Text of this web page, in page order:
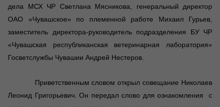
дела МСХ ЧР Светлана Мясникова, генеральный директор
ОАО «Чувашское» по племенной работе Михаил Гурьев,
заместитель директора-руководитель подразделения БУ ЧР
«Чувашская республиканская ветеринарная лаборатория»
Госветслужбы Чувашии Андрей Нестеров.
Приветственным словом открыл совещание Николаев
Леонид Григорьевич. Он передал слово для ознакомления с